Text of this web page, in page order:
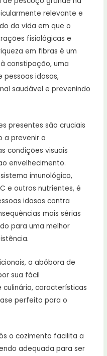
relevante e
da vida em que o
fisiológicas e
em fibras é um
constipação, uma
pessoas idosas,
saudável e prevenindo
presentes são cruciais
a prevenir a
condições visuais
envelhecimento.
imunológico,
e outros nutrientes, é
idosas contra
mais sérias
para uma melhor
a abóbora de
sua fácil
características
perfeito para o
o cozimento facilita a
adequada para ser